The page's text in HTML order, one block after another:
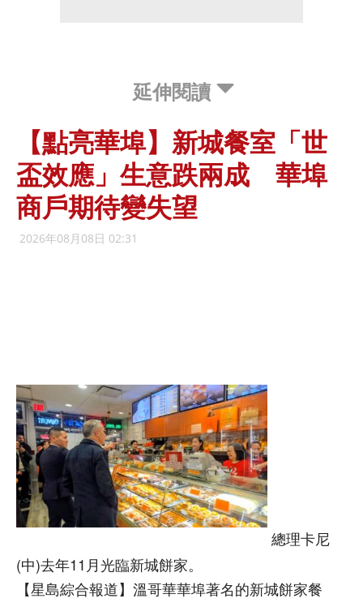
延伸閱讀
【點亮華埠】新城餐室「世
盃效應」生意跌兩成 華埠
商戶期待變失望
2026年08月08日 02:31
總理卡尼
(中)去年11月光臨新城餅家。
【星島綜合報道】溫哥華華埠著名的新城餅家餐